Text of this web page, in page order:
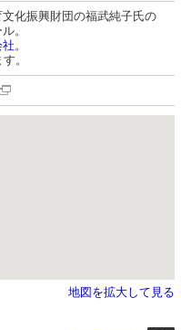
化振興財団の福武純子氏の
。
。
。
地図を拡大して見る